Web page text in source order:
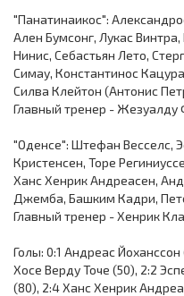
"Панатинаикос":
Ален Бумсонг, Лукас
Нинис, Себастьян Лето,
Симау, Константинос
Силва Клейтон (Антонис
Главный тренер - Жезуалду
"Оденсе": Штефан Весселс,
Кристенсен, Торе
Ханс Хенрик Андреасен,
Джемба, Башким Кадри,
Главный тренер - Хенрик
Голы: 0:1 Андреас
Хосе Верду Точе (50), 2:2
(80), 2:4 Ханс Хенрик